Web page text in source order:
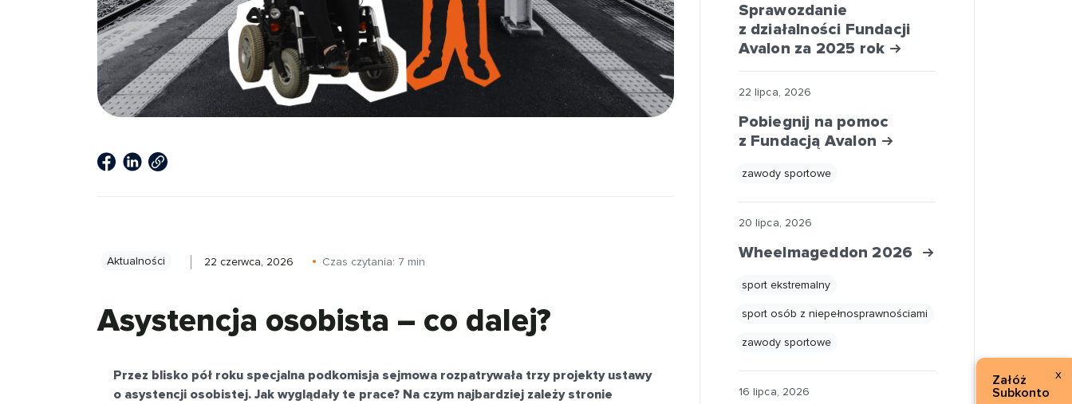
Załóż
Subkonto
x
Aktualności 22 czerwca, 2026 Czas czytania: 7 min
Asystencja osobista – co dalej?
Przez blisko pół roku specjalna podkomisja sejmowa rozpatrywała trzy projekty ustawy
o asystencji osobistej. Jak wyglądały te prace? Na czym najbardziej zależy stronie
Sprawozdanie
z działalności Fundacji
Avalon za 2025 rok
22 lipca, 2026
Pobiegnij na pomoc
z Fundacją Avalon
zawody sportowe
20 lipca, 2026
Wheelmageddon 2026
sport ekstremalny
sport osób z niepełnosprawnościami
zawody sportowe
16 lipca, 2026